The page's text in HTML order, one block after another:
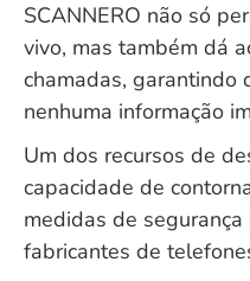
SCANNERO não só
vivo, mas também dá
chamadas, garantindo
nenhuma informação
Um dos recursos de
capacidade de
medidas de
fabricantes de